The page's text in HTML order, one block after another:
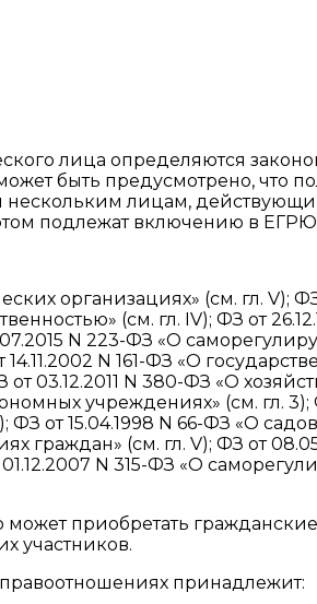
лица определяются
быть предусмотрено, что
нескольким лицам,
подлежат включению в
организациях» (см. гл. V);
(см. гл. IV); ФЗ от
N 223-ФЗ «О
N 161-ФЗ «О
03.12.2011 N 380-ФЗ «О
учреждениях» (см. гл. 3);
от 15.04.1998 N 66-ФЗ «О
(см. гл. V); ФЗ от
N 315-ФЗ «О
приобретать
участников.
принадлежит: